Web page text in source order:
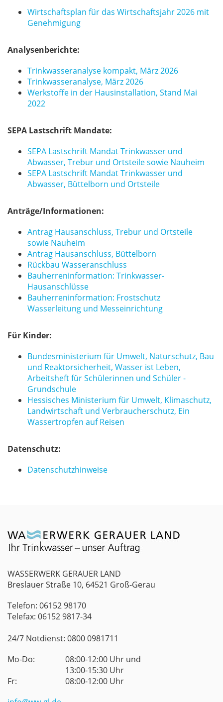
Wirtschaftsplan für das Wirtschaftsjahr 2026 mit
Genehmigung
Analysenberichte:
Trinkwasseranalyse kompakt, März 2026
Trinkwasseranalyse, März 2026
Werkstoffe in der Hausinstallation, Stand Mai
2022
SEPA Lastschrift Mandate:
SEPA Lastschrift Mandat Trinkwasser und
Abwasser, Trebur und Ortsteile sowie Nauheim
SEPA Lastschrift Mandat Trinkwasser und
Abwasser, Büttelborn und Ortsteile
Anträge/Informationen:
Antrag Hausanschluss, Trebur und Ortsteile
sowie Nauheim
Antrag Hausanschluss, Büttelborn
Rückbau Wasseranschluss
Bauherreninformation: Trinkwasser-
Hausanschlüsse
Bauherreninformation: Frostschutz
Wasserleitung und Messeinrichtung
Für Kinder:
Bundesministerium für Umwelt, Naturschutz, Bau
und Reaktorsicherheit, Wasser ist Leben,
Arbeitsheft für Schülerinnen und Schüler -
Grundschule
Hessisches Ministerium für Umwelt, Klimaschutz,
Landwirtschaft und Verbraucherschutz, Ein
Wassertropfen auf Reisen
Datenschutz:
Datenschutzhinweise
WASSERWERK GERAUER LAND
Breslauer Straße 10, 64521 Groß-Gerau
Telefon: 06152 98170
Telefax: 06152 9817-34
24/7 Notdienst: 0800 0981711
Mo-Do:
08:00-12:00 Uhr und
13:00-15:30 Uhr
Fr:
08:00-12:00 Uhr